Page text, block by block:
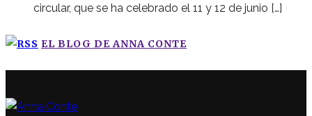
circular, que se ha celebrado el 11 y 12 de junio […]
EL BLOG DE ANNA CONTE